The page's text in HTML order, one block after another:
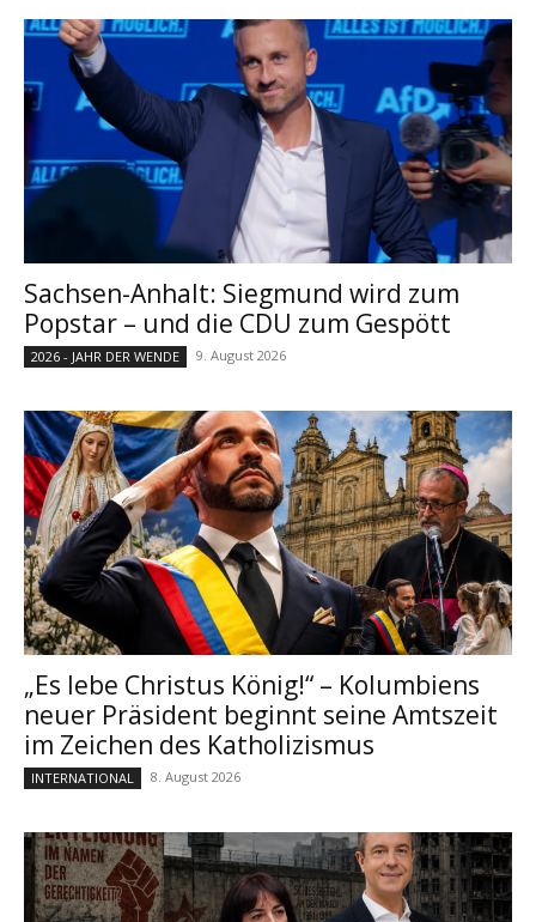
Sachsen-Anhalt: Siegmund wird zum
Popstar – und die CDU zum Gespött
2026 - JAHR DER WENDE 9. August 2026
„Es lebe Christus König!“ – Kolumbiens
neuer Präsident beginnt seine Amtszeit
im Zeichen des Katholizismus
INTERNATIONAL 8. August 2026